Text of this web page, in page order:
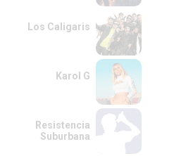
Los Caligaris
Karol G
Resistencia
Suburbana